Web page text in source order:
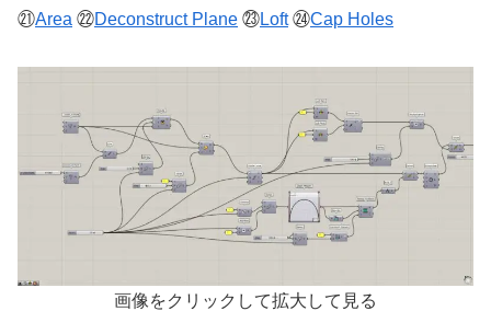
㉑Area ㉒Deconstruct Plane ㉓Loft㉔Cap Holes
画像をクリックして拡大して見る